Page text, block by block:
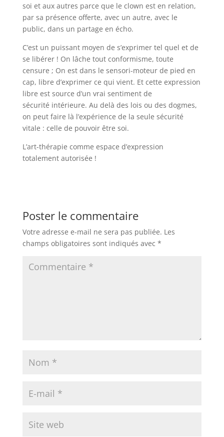
soi et aux autres parce que le clown est en relation,
par sa présence offerte, avec un autre, avec le
public, dans un partage en écho.
C’est un puissant moyen de s’exprimer tel quel et de
se libérer ! On lâche tout conformisme, toute
censure ; On est dans le sensori-moteur de pied en
cap, libre d’exprimer ce qui vient. Et cette expression
libre est source d’un vrai sentiment de
sécurité intérieure. Au delà des lois ou des dogmes,
on peut faire là l’expérience de la seule sécurité
vitale : celle de pouvoir être soi.
L’art-thérapie comme espace d’expression
totalement autorisée !
Poster le commentaire
Votre adresse e-mail ne sera pas publiée. Les
champs obligatoires sont indiqués avec *